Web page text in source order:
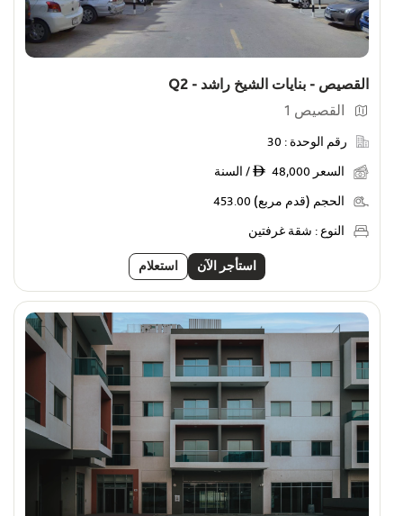
القصيص - بنايات الشيخ راشد - Q2
القصيص 1
رقم الوحدة : 30
السعر ê 48,000 / السنة
الحجم (قدم مربع) 453.00
النوع : شقة غرفتين
استأجر الآن استعلام